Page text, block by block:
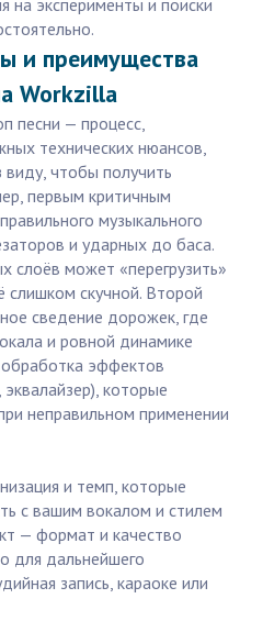
на эксперименты и поиски
и преимущества
Workzilla
песни — процесс,
технических нюансов,
виду, чтобы получить
первым критичным
музыкального
и ударных до баса.
слоёв может «перегрузить»
слишком скучной. Второй
сведение дорожек, где
и ровной динамике
эффектов
которые
неправильном применении
и темп, которые
с вашим вокалом и стилем
— формат и качество
для дальнейшего
запись, караоке или